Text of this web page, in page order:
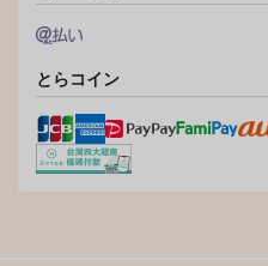
とらコイン